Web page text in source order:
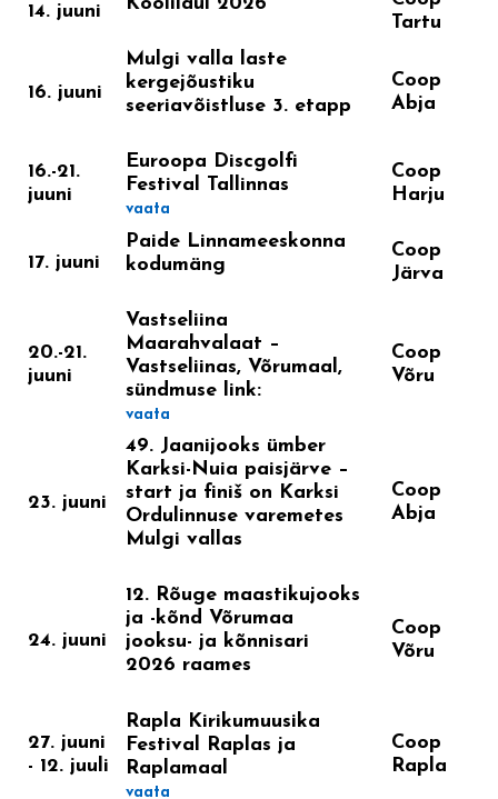
14. juuni
Tartu
16. juuni
Mulgi valla laste
kergejõustiku
seeriavõistluse 3. etapp
Coop
Abja
16.-21.
juuni
Euroopa Discgolfi
Festival Tallinnas
vaata
Coop
Harju
17. juuni
Paide Linnameeskonna
kodumäng
Coop
Järva
20.-21.
juuni
Vastseliina
Maarahvalaat –
Vastseliinas, Võrumaal,
sündmuse link:
vaata
Coop
Võru
23. juuni
49. Jaanijooks ümber
Karksi-Nuia paisjärve –
start ja finiš on Karksi
Ordulinnuse varemetes
Mulgi vallas
Coop
Abja
24. juuni
12. Rõuge maastikujooks
ja -kõnd Võrumaa
jooksu- ja kõnnisari
2026 raames
Coop
Võru
27. juuni
- 12. juuli
Rapla Kirikumuusika
Festival Raplas ja
Raplamaal
vaata
Coop
Rapla